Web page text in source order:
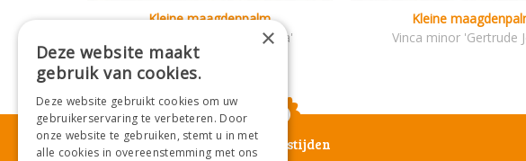
Kleine maagdenpalm
Vinca minor 'Aureovariegata'
Kleine
Vinca minor 'Gertrude
Openingstijden
×
Deze website maakt
gebruik van cookies.
Deze website gebruikt cookies om uw
gebruikerservaring te verbeteren. Door
onze website te gebruiken, stemt u in met
alle cookies in overeenstemming met ons